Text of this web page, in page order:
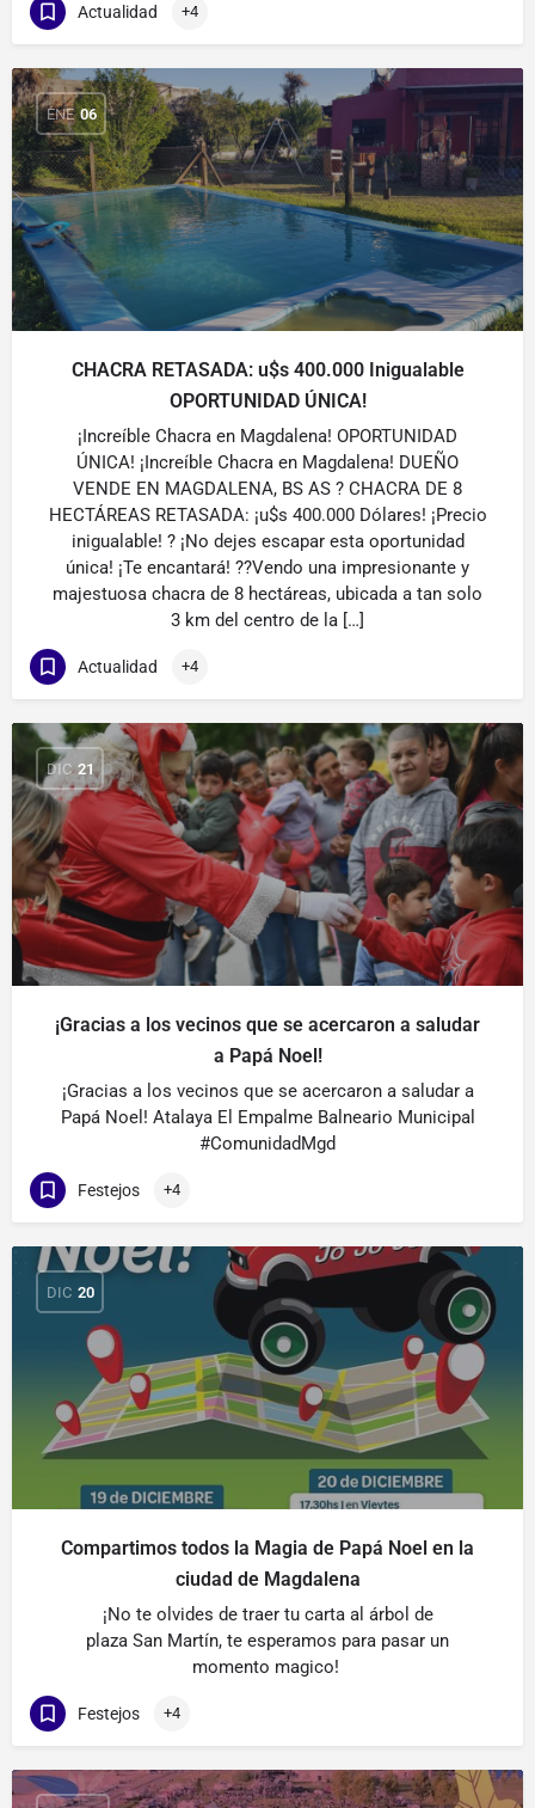
Actualidad +4
ENE 06
CHACRA RETASADA: u$s 400.000 Inigualable
OPORTUNIDAD ÚNICA!
¡Increíble Chacra en Magdalena! OPORTUNIDAD
ÚNICA! ¡Increíble Chacra en Magdalena! DUEÑO
VENDE EN MAGDALENA, BS AS ? CHACRA DE 8
HECTÁREAS RETASADA: ¡u$s 400.000 Dólares! ¡Precio
inigualable! ? ¡No dejes escapar esta oportunidad
única! ¡Te encantará! ??Vendo una impresionante y
majestuosa chacra de 8 hectáreas, ubicada a tan solo
3 km del centro de la […]
Actualidad +4
DIC 21
¡Gracias a los vecinos que se acercaron a saludar
a Papá Noel!
¡Gracias a los vecinos que se acercaron a saludar a
Papá Noel! Atalaya El Empalme Balneario Municipal
#ComunidadMgd
Festejos +4
DIC 20
Compartimos todos la Magia de Papá Noel en la
ciudad de Magdalena
¡No te olvides de traer tu carta al árbol de
plaza San Martín, te esperamos para pasar un
momento magico!
Festejos +4